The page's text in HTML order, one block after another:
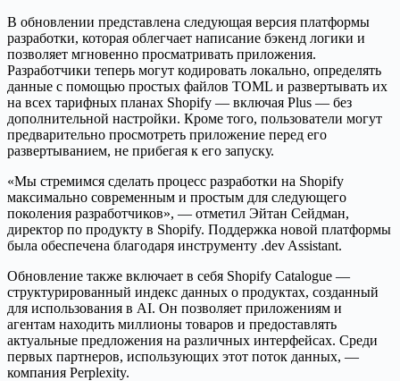
В обновлении представлена следующая версия платформы
разработки, которая облегчает написание бэкенд логики и
позволяет мгновенно просматривать приложения.
Разработчики теперь могут кодировать локально, определять
данные с помощью простых файлов TOML и развертывать их
на всех тарифных планах Shopify — включая Plus — без
дополнительной настройки. Кроме того, пользователи могут
предварительно просмотреть приложение перед его
развертыванием, не прибегая к его запуску.
«Мы стремимся сделать процесс разработки на Shopify
максимально современным и простым для следующего
поколения разработчиков», — отметил Эйтан Сейдман,
директор по продукту в Shopify. Поддержка новой платформы
была обеспечена благодаря инструменту .dev Assistant.
Обновление также включает в себя Shopify Catalogue —
структурированный индекс данных о продуктах, созданный
для использования в AI. Он позволяет приложениям и
агентам находить миллионы товаров и предоставлять
актуальные предложения на различных интерфейсах. Среди
первых партнеров, использующих этот поток данных, —
компания Perplexity.